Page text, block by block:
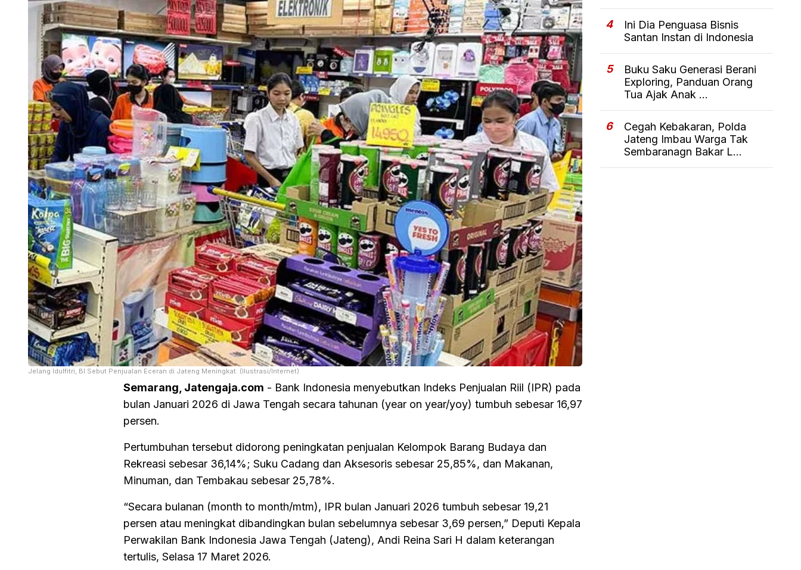
Jelang Idulfitri, BI Sebut Penjualan Eceran di Jateng Meningkat. (Ilustrasi/Internet)
Semarang, Jatengaja.com - Bank Indonesia menyebutkan Indeks Penjualan Riil (IPR) pada
bulan Januari 2026 di Jawa Tengah secara tahunan (year on year/yoy) tumbuh sebesar 16,97
persen.
Pertumbuhan tersebut didorong peningkatan penjualan Kelompok Barang Budaya dan
Rekreasi sebesar 36,14%; Suku Cadang dan Aksesoris sebesar 25,85%, dan Makanan,
Minuman, dan Tembakau sebesar 25,78%.
“Secara bulanan (month to month/mtm), IPR bulan Januari 2026 tumbuh sebesar 19,21
persen atau meningkat dibandingkan bulan sebelumnya sebesar 3,69 persen,” Deputi Kepala
Perwakilan Bank Indonesia Jawa Tengah (Jateng), Andi Reina Sari H dalam keterangan
tertulis, Selasa 17 Maret 2026.
4
Ini Dia Penguasa Bisnis
Santan Instan di Indonesia
5
Buku Saku Generasi Berani
Exploring, Panduan Orang
Tua Ajak Anak ...
6
Cegah Kebakaran, Polda
Jateng Imbau Warga Tak
Sembaranagn Bakar L...